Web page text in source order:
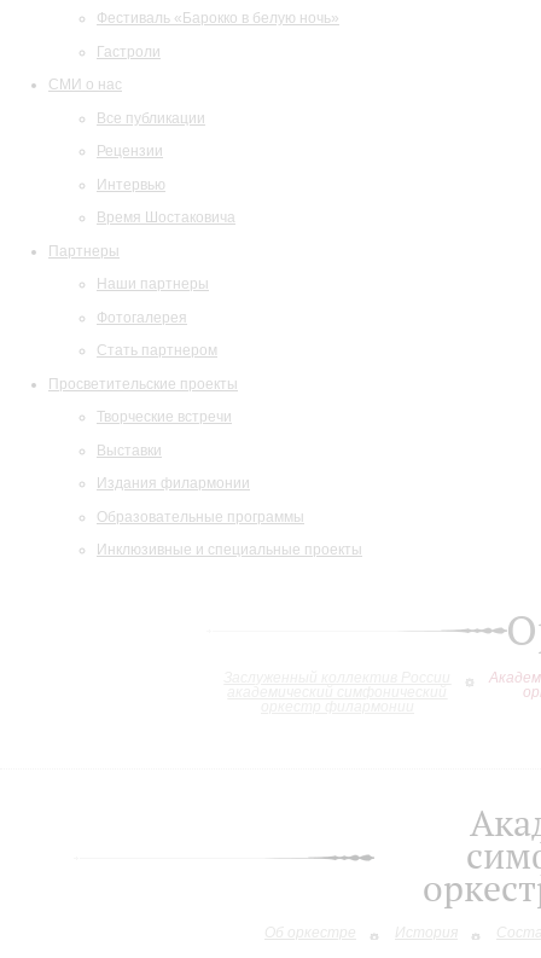
Фестиваль «Барокко в белую ночь»
Гастроли
СМИ о нас
Все публикации
Рецензии
Интервью
Время Шостаковича
Партнеры
Наши партнеры
Фотогалерея
Стать партнером
Просветительские проекты
Творческие встречи
Выставки
Издания филармонии
Образовательные программы
Инклюзивные и специальные проекты
Об оркестре История